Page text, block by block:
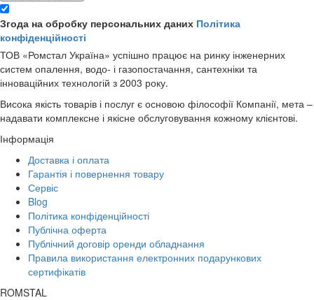
Згода на обробку персональних даних Політика
конфіденційності
ТОВ «Ромстал Україна» успішно працює на ринку інженерних
систем опалення, водо- і газопостачання, сантехніки та
інноваційних технологій з 2003 року.
Висока якість товарів і послуг є основою філософії Компанії, мета –
надавати комплексне і якісне обслуговування кожному клієнтові.
Інформація
Доставка і оплата
Гарантія і повернення товару
Сервіс
Blog
Політика конфіденційності
Публічна оферта
Публічний договір оренди обладнання
Правила використання електронних подарункових
сертифікатів
ROMSTAL